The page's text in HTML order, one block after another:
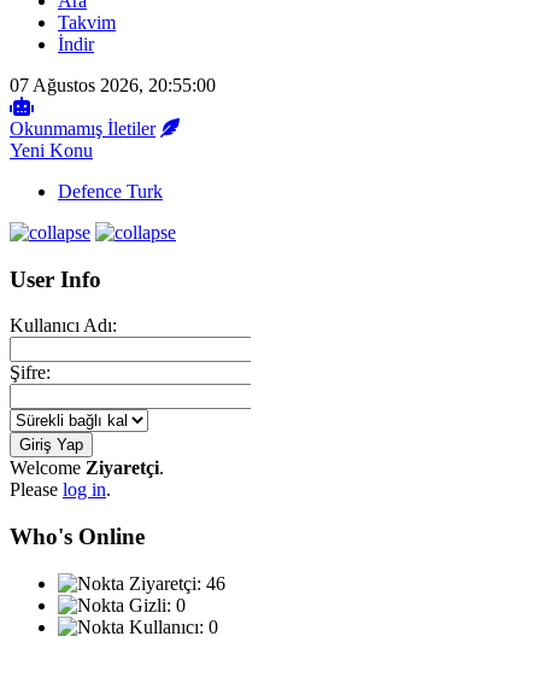
Takvim
İndir
07 Ağustos 2026, 20:55:00
Okunmamış İletiler
Yeni Konu
Defence Turk
User Info
Kullanıcı Adı:
Şifre:
Welcome Ziyaretçi.
Please log in.
Who's Online
Ziyaretçi: 46
Gizli: 0
Kullanıcı: 0